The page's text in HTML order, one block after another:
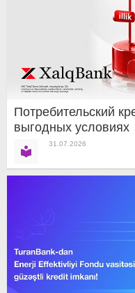
Потребительский
выгодных условиях
31.07.2026